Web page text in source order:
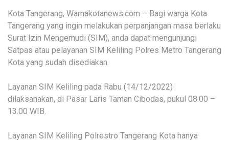
Kota Tangerang, Warnakotanews.com – Bagi warga Kota
Tangerang yang ingin melakukan perpanjangan masa berlaku
Surat Izin Mengemudi (SIM), anda dapat mengunjungi
Satpas atau pelayanan SIM Keliling Polres Metro Tangerang
Kota yang sudah disediakan.
Layanan SIM Keliling pada Rabu (14/12/2022)
dilaksanakan, di Pasar Laris Taman Cibodas, pukul 08.00 –
13.00 WIB.
Layanan SIM Keliling Polrestro Tangerang Kota hanya